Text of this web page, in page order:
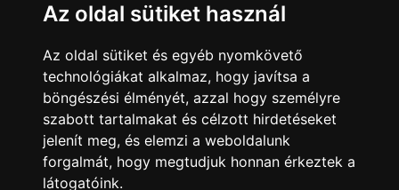
Az oldal sütiket használ
Az oldal sütiket és egyéb nyomkövető
technológiákat alkalmaz, hogy javítsa a
böngészési élményét, azzal hogy személyre
szabott tartalmakat és célzott hirdetéseket
jelenít meg, és elemzi a weboldalunk
forgalmát, hogy megtudjuk honnan érkeztek a
látogatóink.
Közlemény a sárvári képviselő-testület rendkívüli
üléseiről
2026.07.20
A sárvári képviselő-testület július 13-án és 16-án is rendkívüli ülést